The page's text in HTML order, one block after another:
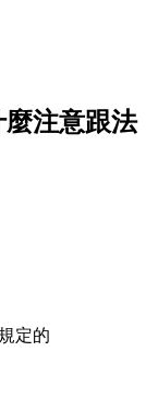
注意跟法
定的